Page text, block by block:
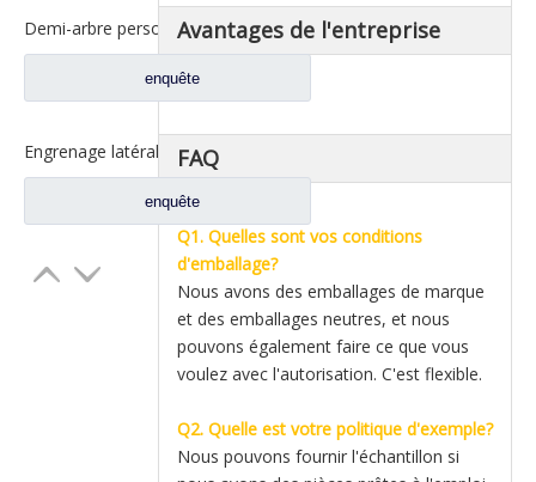
Demi-arbre personnalisable pour pièces détachées de camion Iveco L=1200mm
enquête
enquête
Avantages de l'entreprise
FAQ
Q1. Quelles sont vos conditions
d'emballage?
Nous avons des emballages de marque
et des emballages neutres, et nous
pouvons également faire ce que vous
voulez avec l'autorisation. C'est flexible.
Q2. Quelle est votre politique d'exemple?
Nous pouvons fournir l'échantillon si